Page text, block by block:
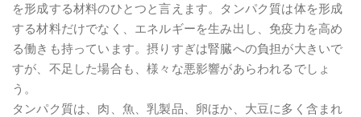
を形成する材料のひとつと言えます。タンパク質は体を形成
する材料だけでなく、エネルギーを生み出し、免疫力を高め
る働きも持っています。摂りすぎは腎臓への負担が大きいで
すが、不足した場合も、様々な悪影響があらわれるでしょ
う。
タンパク質は、肉、魚、乳製品、卵ほか、大豆に多く含まれ